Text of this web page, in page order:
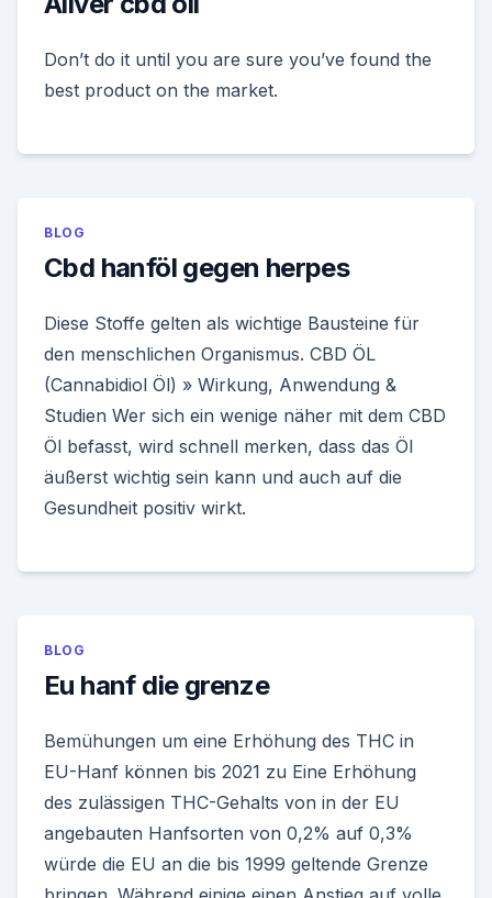
Don’t do it until you are sure you’ve found the
best product on the market.
BLOG
Cbd hanföl gegen herpes
Diese Stoffe gelten als wichtige Bausteine für
den menschlichen Organismus. CBD ÖL
(Cannabidiol Öl) » Wirkung, Anwendung &
Studien Wer sich ein wenige näher mit dem CBD
Öl befasst, wird schnell merken, dass das Öl
äußerst wichtig sein kann und auch auf die
Gesundheit positiv wirkt.
BLOG
Eu hanf die grenze
Bemühungen um eine Erhöhung des THC in
EU-Hanf können bis 2021 zu Eine Erhöhung
des zulässigen THC-Gehalts von in der EU
angebauten Hanfsorten von 0,2% auf 0,3%
würde die EU an die bis 1999 geltende Grenze